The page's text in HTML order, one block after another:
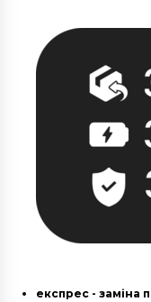
експрес - заміна